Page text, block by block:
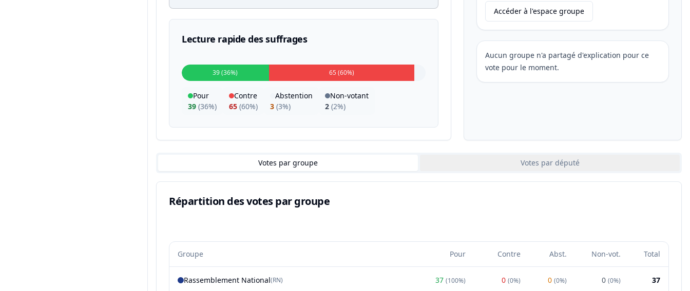
Lecture rapide des suffrages
39 (36%) 65 (60%)
Pour
39 (36%)
Contre
65 (60%)
Abstention
3 (3%)
Non-votant
2 (2%)
Accéder à l'espace groupe
Aucun groupe n'a partagé d'explication pour ce
vote pour le moment.
Votes par groupe Votes par député
Répartition des votes par groupe
Groupe Pour Contre Abst. Non-vot. Total
Rassemblement National(RN) 37 (100%) 0 (0%) 0 (0%) 0 (0%) 37